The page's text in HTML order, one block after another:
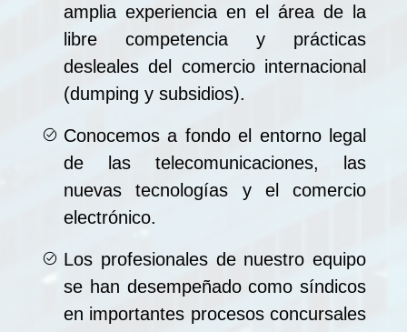
amplia experiencia en el área de la
libre competencia y prácticas
desleales del comercio internacional
(dumping y subsidios).
Conocemos a fondo el entorno legal
de las telecomunicaciones, las
nuevas tecnologías y el comercio
electrónico.
Los profesionales de nuestro equipo
se han desempeñado como síndicos
en importantes procesos concursales